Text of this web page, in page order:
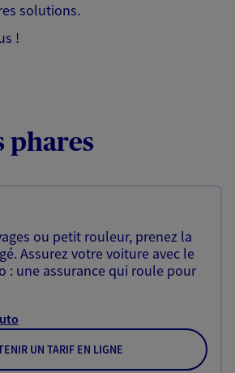
solutions.
!
phares
ou petit rouleur, prenez la
Assurez votre voiture avec le
: une assurance qui roule pour
UN TARIF EN LIGNE